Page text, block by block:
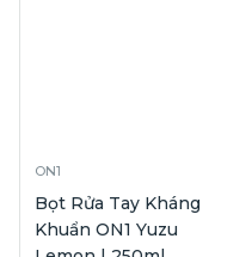
ON1
Bọt Rửa Tay Kháng
Khuẩn ON1 Yuzu